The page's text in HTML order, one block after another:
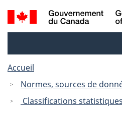
à
Recherche
et
Accueil
Normes, sources de
Classifications statistiques